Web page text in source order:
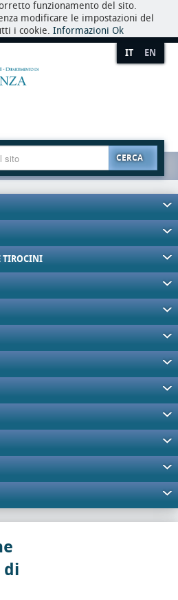
funzionamento del sito.
modificare le impostazioni del
i cookie. Informazioni Ok
IT EN
CERCA
TIROCINI
di